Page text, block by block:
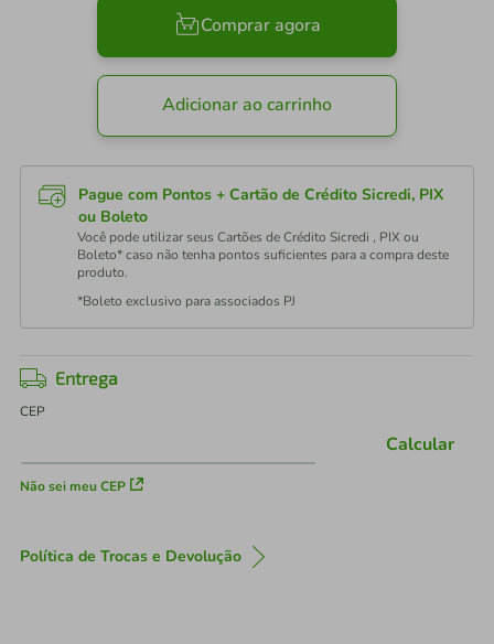
Comprar agora
Adicionar ao carrinho
Pague com Pontos + Cartão de Crédito Sicredi, PIX
ou Boleto
Você pode utilizar seus Cartões de Crédito Sicredi , PIX ou
Boleto* caso não tenha pontos suficientes para a compra deste
produto.
*Boleto exclusivo para associados PJ
Entrega
CEP
Não sei meu CEP
Calcular
Política de Trocas e Devolução